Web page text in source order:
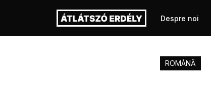
Despre noi
ROMÂNĂ